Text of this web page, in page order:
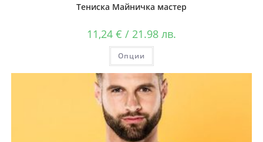
Тениска Майничка мастер
11,24 € / 21.98 лв.
Опции